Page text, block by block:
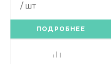
/ шт
ПОДРОБНЕЕ